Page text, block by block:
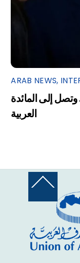
ARAB NEWS,
إلى المائدة
العربية
Back
Top